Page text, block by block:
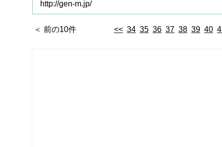
http://gen-m.jp/
＜ 前の10件 << 34 35 36 37 38 39 40